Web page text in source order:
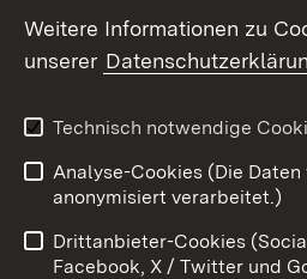
Social Wall
X / Twitter
Youtube
Benutzungshinweise
Weitere Informationen zu
unserer
Technisch notwendige
Analyse-Cookies (Die
anonymisiert verarbeitet.)
Drittanbieter-Cookies
Facebook, X / Twitter und